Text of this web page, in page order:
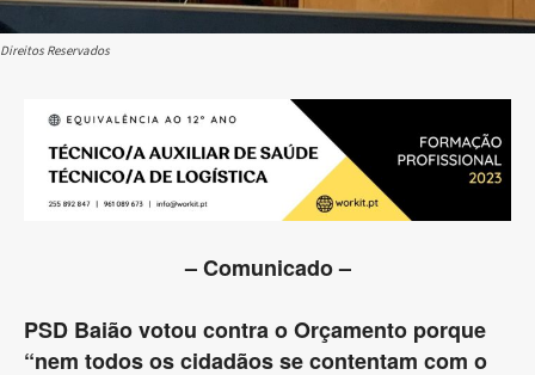
Direitos Reservados
– Comunicado –
PSD Baião votou contra o Orçamento porque
“nem todos os cidadãos se contentam com o